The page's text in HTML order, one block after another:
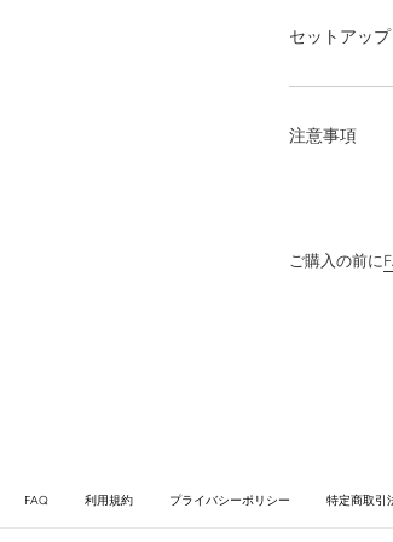
セットアップ
注意事項
ご購入の前に
FAQ 利用規約 プライバシーポリシー 特定商取引